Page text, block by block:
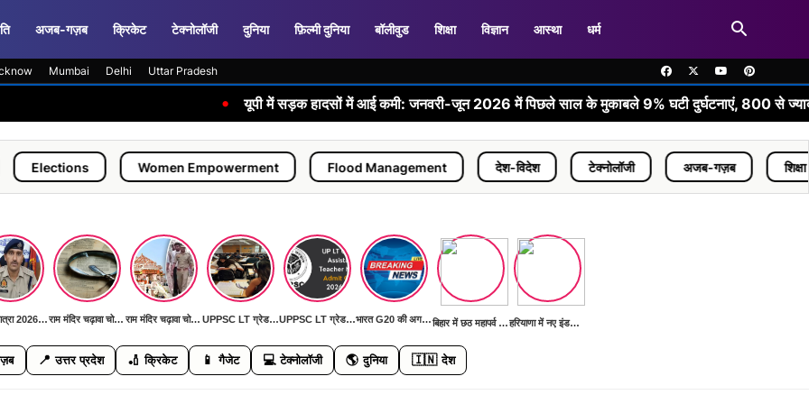
अजब-गज़ब क्रिकेट टेक्नोलॉजी दुनिया फ़िल्मी दुनिया बॉलीवुड शिक्षा विज्ञान आस्था धर्म
Mumbai Delhi Uttar Pradesh
यूपी में सड़क हादसों में आई कमी: जनवरी-जून 2026 में पिछले साल के मुकाबले 9% घटी दुर्घटनाएं, 800 से ज्यादा जिंदगियां
Women Empowerment Flood Management देश-विदेश टेक्नोलॉजी अजब-गज़ब शिक्षा
कांवड़ यात्रा 2026: पहली बार AI कैमरों और ड्रोन से निगरानी, DGP ने दिया 'जीरो इंसीडेंट, जीरो एक्सीडेंट' का लक्ष्य राम मंदिर चढ़ावा चोरी मामला: SIT जांच में सामने आई बड़ी मनी ट्रेल, जल्द खुलेगा रहस्य से पर्दा राम मंदिर चढ़ावा चोरी मामला: SIT जांच में सामने आई बड़ी मनी ट्रेल, जल्द खुलेगा रहस्य से पर्दा UPPSC LT ग्रेड मुख्य परीक्षा 11 जुलाई को: हिंदी, सामाजिक विज्ञान, फिजिकल साइंस और संगीत विषयों की होगी परीक्षा UPPSC LT ग्रेड मुख्य परीक्षा 11 जुलाई को: हिंदी, सामाजिक विज्ञान, फिजिकल साइंस और संगीत विषयों की होगी परीक्षा भारत G20 की अगली बैठक की तैयारी में बिहार में छठ महापर्व की तैयारियां शुरू हरियाणा में नए इंडस्ट्रियल पार्क का निर्माण
📍 उत्तर प्रदेश 🏏 क्रिकेट 📱 गैजेट 💻 टेक्नोलॉजी 🌎 दुनिया 🇮🇳 देश